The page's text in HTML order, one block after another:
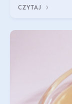
CZYTAJ